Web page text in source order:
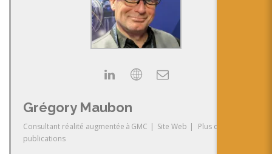
Grégory Maubon
Consultant réalité augmentée à GMC | Site Web |
Plus de
publications